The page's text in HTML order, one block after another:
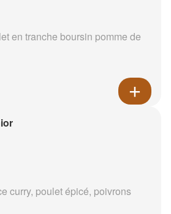
en tranche boursin pomme de
curry, poulet épicé, poivrons